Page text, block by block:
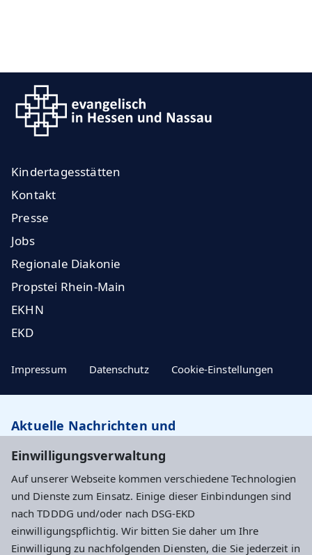
Einwilligungsverwaltung
Auf unserer Webseite kommen verschiedene Technologien
und Dienste zum Einsatz. Einige dieser Einbindungen sind
nach TDDDG und/oder nach DSG-EKD
einwilligungspflichtig. Wir bitten Sie daher um Ihre
Einwilligung zu nachfolgenden Diensten, die Sie jederzeit in
Kindertagesstätten
Kontakt
Presse
Jobs
Regionale Diakonie
Propstei Rhein-Main
EKHN
EKD
Impressum Datenschutz Cookie-Einstellungen
Aktuelle Nachrichten und
Newsletter abonnieren
Evangelisches Dekanat Wiesbaden